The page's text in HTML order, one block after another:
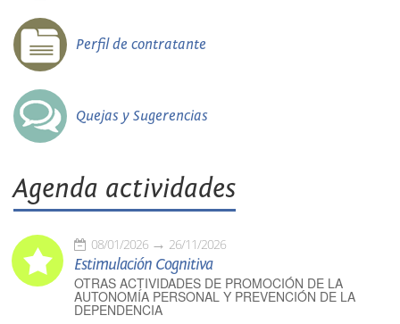
Perfil de contratante
Quejas y Sugerencias
Agenda actividades
08/01/2026 26/11/2026
Estimulación Cognitiva
OTRAS ACTIVIDADES DE PROMOCIÓN DE LA
AUTONOMÍA PERSONAL Y PREVENCIÓN DE LA
DEPENDENCIA